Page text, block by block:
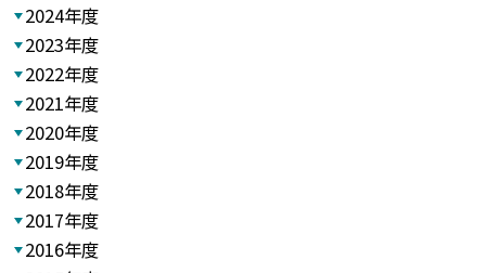
2024年度
2023年度
2022年度
2021年度
2020年度
2019年度
2018年度
2017年度
2016年度